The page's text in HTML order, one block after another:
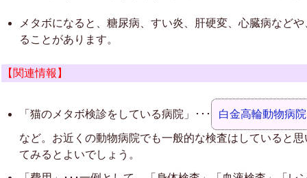
メタボになると、糖尿病、すい炎、肝硬変、心臓病など
ることがあります。
【関連情報】
「猫のメタボ検診をしている病院」･･･ 白金高輪動物病院
など。お近くの動物病院でも一般的な検査はしていると
てみるとよいでしょう。